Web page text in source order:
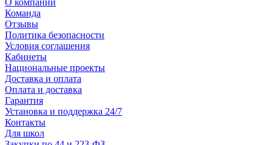
О компании
Команда
Отзывы
Политика безопасности
Условия соглашения
Кабинеты
Национальные проекты
Доставка и оплата
Оплата и доставка
Гарантия
Установка и поддержка 24/7
Контакты
Для школ